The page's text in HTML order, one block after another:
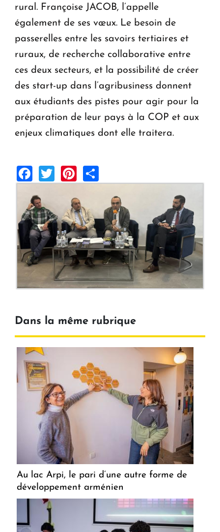
rural. Françoise JACOB, l’appelle
également de ses vœux. Le besoin de
passerelles entre les savoirs tertiaires et
ruraux, de recherche collaborative entre
ces deux secteurs, et la possibilité de créer
des start-up dans l’agribusiness donnent
aux étudiants des pistes pour agir pour la
préparation de leur pays à la COP et aux
enjeux climatiques dont elle traitera.
Facebook
TwitterPinterest
Dans la même rubrique
Au lac Arpi, le pari d’une autre forme de
développement arménien